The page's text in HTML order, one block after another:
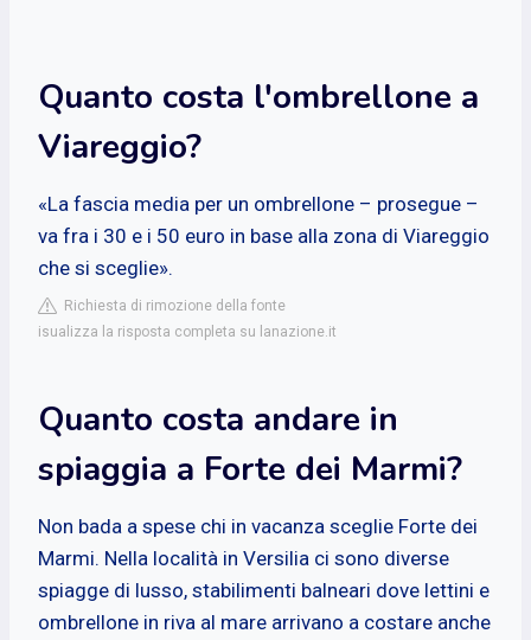
Quanto costa l'ombrellone a
Viareggio?
«La fascia media per un ombrellone – prosegue –
va fra i 30 e i 50 euro in base alla zona di Viareggio
che si sceglie».
Richiesta di rimozione della fonte
isualizza la risposta completa su lanazione.it
Quanto costa andare in
spiaggia a Forte dei Marmi?
Non bada a spese chi in vacanza sceglie Forte dei
Marmi. Nella località in Versilia ci sono diverse
spiagge di lusso, stabilimenti balneari dove lettini e
ombrellone in riva al mare arrivano a costare anche